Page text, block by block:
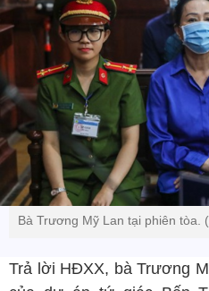
Bà Trương Mỹ Lan tại phiên tòa.
Trả lời HĐXX, bà Trương